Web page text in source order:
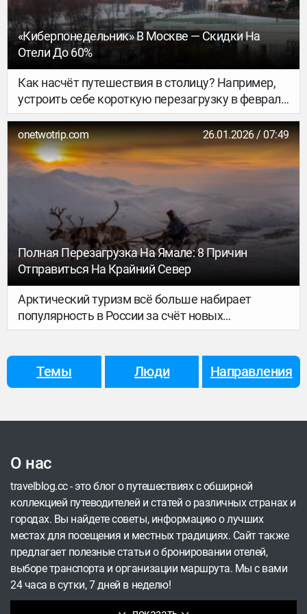
«Киберпонедельник» В Москве — Скидки На
Отели До 60%
Как насчёт путешествия в столицу? Например,
устроить себе короткую перезагрузку в феврале
или весеннюю вылазку, а то летний отпуск.
Потому что сейчас — идеальное время для таких
планов. Ведь с 26 по 31 января 2026 года на
OneTwoTrip проходит «Киберпонедельник», а
значит, гостиницу в столице (и многих других
городах, кстати) можно найти с выгодой до 60%.
onetwotrip.com 26.01.2026 / 07:49
Полная Перезагрузка На Ямале: 8 Причин
Отправиться На Крайний Север
Арктический туризм всё больше набирает
популярность в России за счёт новых
направлений, необычных впечатлений,
культуры коренных народов. Одно из таких мест,
куда можно легко отправиться в любое время
бескрайней тундрой и Полярным Уралом до
поездки на стойбище оленеводов и встречи с
древними мамонтами.
Темы Люди Направления
О нас
travelblog.cc - это блог о путешествиях с обширной
коллекцией путеводителей и статей о различных странах и
городах. Вы найдете советы, информацию о лучших
местах для посещения и местных традициях. Сайт также
предлагает полезные статьи о бронировании отелей,
выборе транспорта и организации маршрута. Мы с вами
24 часа в сутки, 7 дней в неделю!